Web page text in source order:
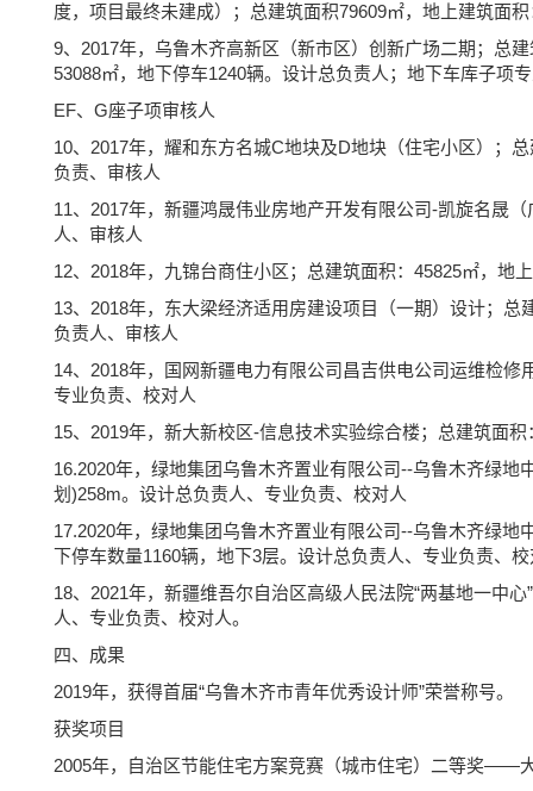
度，项目最终未建成）；总建筑面积79609㎡，地上建筑面
9、2017年，乌鲁木齐高新区（新市区）创新广场二期；总
53088㎡，地下停车1240辆。设计总负责人；地下车库子项
EF、G座子项审核人
10、2017年，耀和东方名城C地块及D地块（住宅小区）；
负责、审核人
11、2017年，新疆鸿晟伟业房地产开发有限公司-凯旋名晟
人、审核人
12、2018年，九锦台商住小区；总建筑面积：45825㎡，地
13、2018年，东大梁经济适用房建设项目（一期）设计；
负责人、审核人
14、2018年，国网新疆电力有限公司昌吉供电公司运维检
专业负责、校对人
15、2019年，新大新校区-信息技术实验综合楼；总建筑面
16.2020年，绿地集团乌鲁木齐置业有限公司--乌鲁木齐绿
划)258m。设计总负责人、专业负责、校对人
17.2020年，绿地集团乌鲁木齐置业有限公司--乌鲁木齐绿
下停车数量1160辆，地下3层。设计总负责人、专业负责、
18、2021年，新疆维吾尔自治区高级人民法院“两基地一中
人、专业负责、校对人。
四、成果
2019年，获得首届“乌鲁木齐市青年优秀设计师”荣誉称号。
获奖项目
2005年，自治区节能住宅方案竞赛（城市住宅）二等奖——